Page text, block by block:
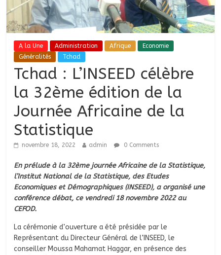
A la Une Administration Afrique
Economie
Généralités
Tchad
Tchad : L’INSEED célèbre
la 32ème édition de la
Journée Africaine de la
Statistique
novembre 18, 2022 admin 0 Comments
En prélude à la 32ème journée Africaine de la Statistique,
l’Institut National de la Statistique, des Etudes
Economiques et Démographiques (INSEED), a organisé une
conférence débat, ce vendredi 18 novembre 2022 au
CEFOD.
La cérémonie d’ouverture a été présidée par le
Représentant du Directeur Général de l’INSEED, le
conseiller Moussa Mahamat Haggar, en présence des